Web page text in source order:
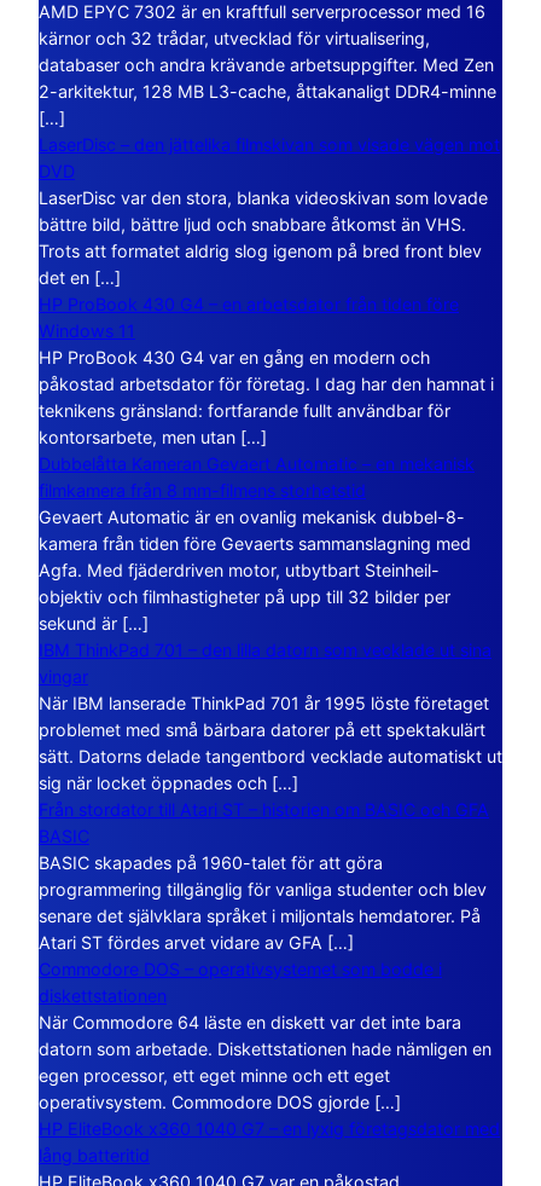
AMD EPYC 7302 är en kraftfull serverprocessor med 16
kärnor och 32 trådar, utvecklad för virtualisering,
databaser och andra krävande arbetsuppgifter. Med Zen
2-arkitektur, 128 MB L3-cache, åttakanaligt DDR4-minne
[…]
LaserDisc – den jättelika filmskivan som visade vägen mot
DVD
LaserDisc var den stora, blanka videoskivan som lovade
bättre bild, bättre ljud och snabbare åtkomst än VHS.
Trots att formatet aldrig slog igenom på bred front blev
det en […]
HP ProBook 430 G4 – en arbetsdator från tiden före
Windows 11
HP ProBook 430 G4 var en gång en modern och
påkostad arbetsdator för företag. I dag har den hamnat i
teknikens gränsland: fortfarande fullt användbar för
kontorsarbete, men utan […]
Dubbelåtta Kameran Gevaert Automatic – en mekanisk
filmkamera från 8 mm-filmens storhetstid
Gevaert Automatic är en ovanlig mekanisk dubbel-8-
kamera från tiden före Gevaerts sammanslagning med
Agfa. Med fjäderdriven motor, utbytbart Steinheil-
objektiv och filmhastigheter på upp till 32 bilder per
sekund är […]
IBM ThinkPad 701 – den lilla datorn som vecklade ut sina
vingar
När IBM lanserade ThinkPad 701 år 1995 löste företaget
problemet med små bärbara datorer på ett spektakulärt
sätt. Datorns delade tangentbord vecklade automatiskt ut
sig när locket öppnades och […]
Från stordator till Atari ST – historien om BASIC och GFA
BASIC
BASIC skapades på 1960-talet för att göra
programmering tillgänglig för vanliga studenter och blev
senare det självklara språket i miljontals hemdatorer. På
Atari ST fördes arvet vidare av GFA […]
Commodore DOS – operativsystemet som bodde i
diskettstationen
När Commodore 64 läste en diskett var det inte bara
datorn som arbetade. Diskettstationen hade nämligen en
egen processor, ett eget minne och ett eget
operativsystem. Commodore DOS gjorde […]
HP EliteBook x360 1040 G7 – en lyxig företagsdator med
lång batteritid
HP EliteBook x360 1040 G7 var en påkostad